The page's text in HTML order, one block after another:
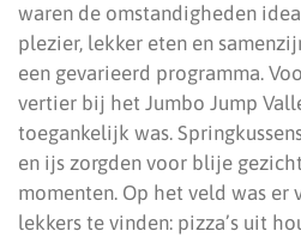
waren de omstandigheden
plezier, lekker eten en
een gevarieerd programma.
vertier bij het Jumbo Jump
toegankelijk was.
en ijs zorgden voor blije
momenten. Op het veld was er
lekkers te vinden: pizza’s uit